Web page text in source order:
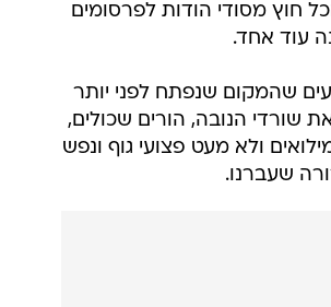
חוץ מסודי הודות לפרסומים
עוד אחד.
שהמקום שנפתח לפני יותר
שורדי הנובה, הורים שכולים,
ולא מעט פצועי גוף ונפש
שעברנו.